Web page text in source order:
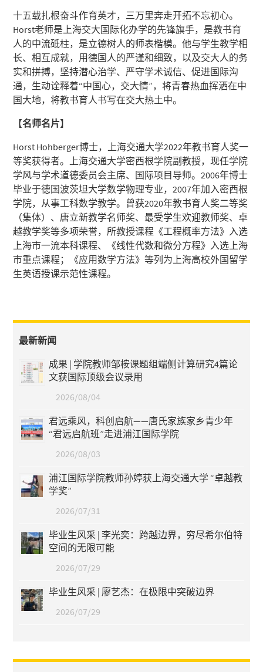
十五载扎根奋斗作育英才，三万里奔走开拓不忘初心。
Horst老师是上海交大国际化办学的先锋旗手，是教书育
人的中流砥柱，是立德树人的师表楷模。他与学生教学相
长、相互成就，用德国人的严谨和细致，以及交大人的务
实和拼搏，坚持潜心治学、严守学术诚信、促进国际沟
通，生动诠释着“中国心，交大情”，将青春热血挥洒在中
国大地，将教书育人书写在交大热土中。
【名师名片】
Horst Hohberger博士，上海交通大学2022年教书育人奖一
等奖获得者。上海交通大学密西根学院副教授，现任学院
学风与学术道德委员会主席、国际项目导师。2006年博士
毕业于德国波茨坦大学数学物理专业，2007年加入密西根
学院，从事工科数学教学。曾获2020年教书育人奖二等奖
（集体）、唐立新教学名师奖、最受学生欢迎教师奖、卓
越教学奖等多项荣誉，所教授课程《工程概率方法》入选
上海市一流本科课程、《线性代数和微分方程》入选上海
市重点课程；《应用数学方法》等列为上海高校外国留学
生英语授课示范性课程。
最新新闻
成果 | 学院教师邹桉课题组端侧计算研究4篇论
文获国际顶级会议录用
2026/08/04
君远乘风，科创启航——唐氏家族家乡青少年
“君远启航班”走进浦江国际学院
2026/08/03
浦江国际学院教师孙婷获上海交通大学 “卓越教
学奖”
2026/07/31
毕业生风采 | 李光奕：跨越边界，穷尽希尔伯特
空间的无限可能
2026/07/29
毕业生风采 | 廖艺杰：在极限中突破边界
2026/07/29